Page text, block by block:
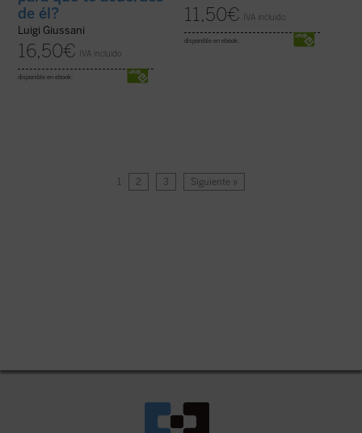
de él?
Luigi Giussani
16,50€ IVA incluido
disponible en ebook:
11,50€ IVA incluido
disponible en ebook:
1 2 3 Siguiente »